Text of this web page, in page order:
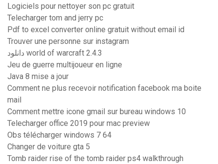
Logiciels pour nettoyer son pc gratuit
Telecharger tom and jerry pc
Pdf to excel converter online gratuit without email id
Trouver une personne sur instagram
دانلود world of warcraft 2.4.3
Jeu de guerre multijoueur en ligne
Java 8 mise a jour
Comment ne plus recevoir notification facebook ma boite
mail
Comment mettre icone gmail sur bureau windows 10
Telecharger office 2019 pour mac preview
Obs télécharger windows 7 64
Changer de voiture gta 5
Tomb raider rise of the tomb raider ps4 walkthrough